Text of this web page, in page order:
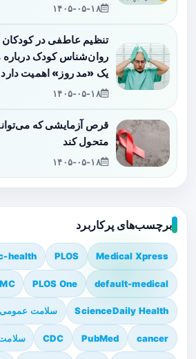
۱۴۰۵-۰۵-۱۸
تنظیم عاطفی در
روان‌شناس کودک درباره
یک «مد روز» اهمیت دارد
۱۴۰۵-۰۵-۱۸
متحول کند
۱۴۰۵-۰۵-۱۸
برچسب‌های پرکاربرد
Medical Xpress
PLOS
health
default-medical
PLOS One
ScienceDaily Health سلامت عمومی
cancer
PubMed
CDC